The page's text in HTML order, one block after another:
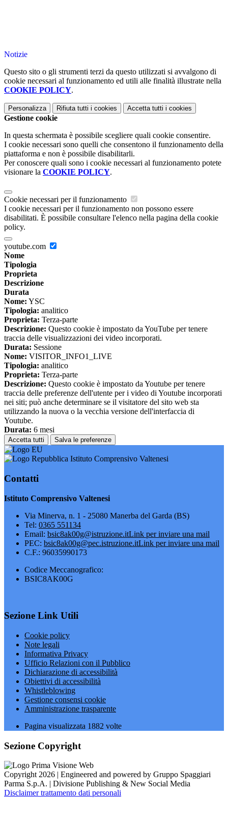
Notizie
Questo sito o gli strumenti terzi da questo utilizzati si avvalgono di
cookie necessari al funzionamento ed utili alle finalità illustrate nella
COOKIE POLICY.
Personalizza Rifiuta tutti i cookies Accetta tutti i cookies
Gestione cookie
In questa schermata è possibile scegliere quali cookie consentire.
I cookie necessari sono quelli che consentono il funzionamento della
piattaforma e non è possibile disabilitarli.
Per conoscere quali sono i cookie necessari al funzionamento potete
visionare la COOKIE POLICY.
Cookie necessari per il funzionamento
I cookie necessari per il funzionamento non possono essere
disabilitati. È possibile consultare l'elenco nella pagina della cookie
policy.
youtube.com
Nome
Tipologia
Proprieta
Descrizione
Durata
Nome: YSC
Tipologia: analitico
Proprieta: Terza-parte
Descrizione: Questo cookie è impostato da YouTube per tenere
traccia delle visualizzazioni dei video incorporati.
Durata: Sessione
Nome: VISITOR_INFO1_LIVE
Tipologia: analitico
Proprieta: Terza-parte
Descrizione: Questo cookie è impostato da Youtube per tenere
traccia delle preferenze dell'utente per i video di Youtube incorporati
nei siti; può anche determinare se il visitatore del sito web sta
utilizzando la nuova o la vecchia versione dell'interfaccia di
Youtube.
Durata: 6 mesi
Accetta tutti Salva le preferenze
Istituto Comprensivo Valtenesi
Contatti
Istituto Comprensivo Valtenesi
Via Minerva, n. 1 - 25080 Manerba del Garda (BS)
Tel: 0365 551134
Email: bsic8ak00g@istruzione.itLink per inviare una mail
PEC: bsic8ak00g@pec.istruzione.itLink per inviare una mail
C.F.: 96035990173
Codice Meccanografico:
BSIC8AK00G
Sezione Link Utili
Cookie policy
Note legali
Informativa Privacy
Ufficio Relazioni con il Pubblico
Dichiarazione di accessibilità
Obiettivi di accessibilità
Whistleblowing
Gestione consensi cookie
Amministrazione trasparente
Pagina visualizzata 1882 volte
Sezione Copyright
Copyright 2026 | Engineered and powered by Gruppo Spaggiari
Parma S.p.A. | Divisione Publishing & New Social Media
Disclaimer trattamento dati personali